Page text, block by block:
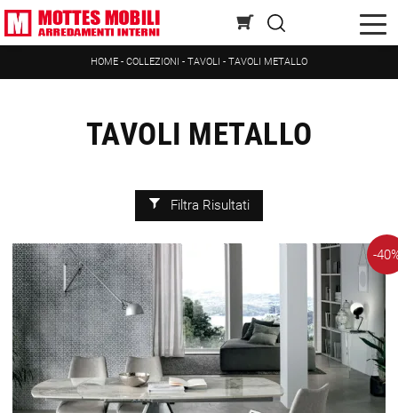
HOME - COLLEZIONI - TAVOLI - TAVOLI METALLO
TAVOLI METALLO
Filtra Risultati
-